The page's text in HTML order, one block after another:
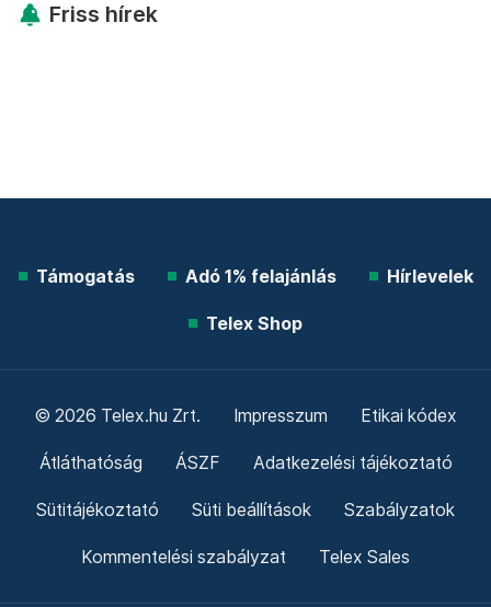
Friss hírek
Támogatás Adó 1% felajánlás Hírlevelek
Telex Shop
© 2026 Telex.hu Zrt. Impresszum Etikai kódex
Átláthatóság ÁSZF Adatkezelési tájékoztató
Sütitájékoztató Süti beállítások Szabályzatok
Kommentelési szabályzat Telex Sales